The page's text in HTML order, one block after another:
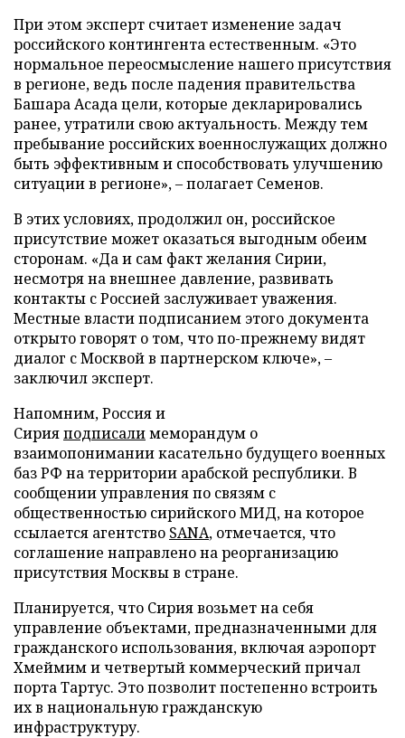
При этом эксперт считает изменение задач
российского контингента естественным. «Это
нормальное переосмысление нашего присутствия
в регионе, ведь после падения правительства
Башара Асада цели, которые декларировались
ранее, утратили свою актуальность. Между тем
пребывание российских военнослужащих должно
быть эффективным и способствовать улучшению
ситуации в регионе», – полагает Семенов.
В этих условиях, продолжил он, российское
присутствие может оказаться выгодным обеим
сторонам. «Да и сам факт желания Сирии,
несмотря на внешнее давление, развивать
контакты с Россией заслуживает уважения.
Местные власти подписанием этого документа
открыто говорят о том, что по-прежнему видят
диалог с Москвой в партнерском ключе», –
заключил эксперт.
Напомним, Россия и
Сирияподписалимеморандум о
взаимопонимании касательно будущего военных
баз РФ на территории арабской республики. В
сообщении управления по связям с
общественностью сирийского МИД, на которое
ссылается агентство SANA, отмечается, что
соглашение направлено на реорганизацию
присутствия Москвы в стране.
Планируется, что Сирия возьмет на себя
управление объектами, предназначенными для
гражданского использования, включая аэропорт
Хмеймим и четвертый коммерческий причал
порта Тартус. Это позволит постепенно встроить
их в национальную гражданскую
инфраструктуру.